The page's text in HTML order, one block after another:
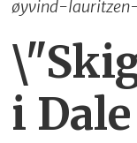
øyvind-
i Dale